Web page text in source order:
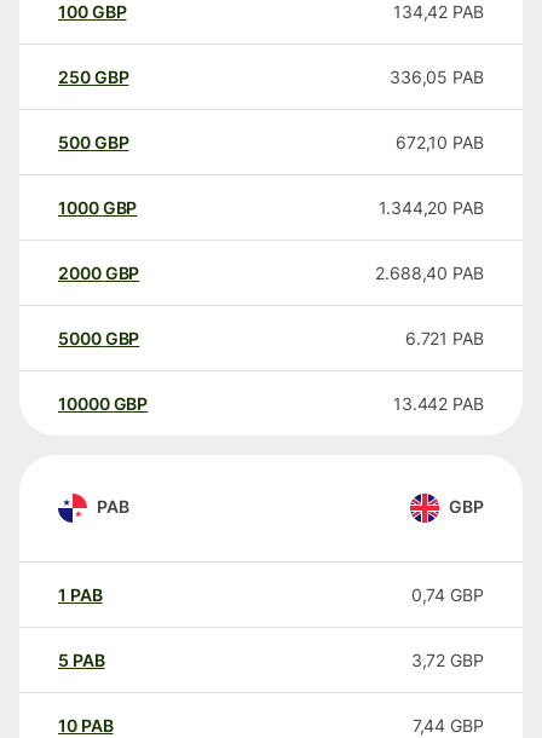
100GBP 134,42 PAB
250GBP 336,05 PAB
500GBP 672,10 PAB
1000GBP 1.344,20 PAB
2000GBP 2.688,40 PAB
5000GBP 6.721 PAB
10000 GBP 13.442 PAB
PAB GBP
1 PAB 0,74 GBP
5 PAB 3,72 GBP
10 PAB 7,44 GBP